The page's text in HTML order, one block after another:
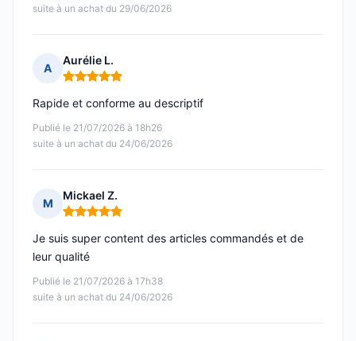
suite à un achat du 29/06/2026
A
Aurélie L.
Note : 5 sur 5
Publié le 21/07/2026 à 18h26
suite à un achat du 24/06/2026
Rapide et conforme au descriptif
M
Mickael Z.
Note : 5 sur 5
Publié le 21/07/2026 à 17h38
suite à un achat du 24/06/2026
Je suis super content des articles commandés et de
leur qualité